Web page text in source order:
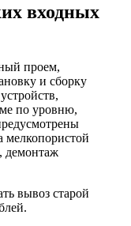
входных
проем,
и сборку
по уровню,
мелкопористой
демонтаж
вывоз старой
.